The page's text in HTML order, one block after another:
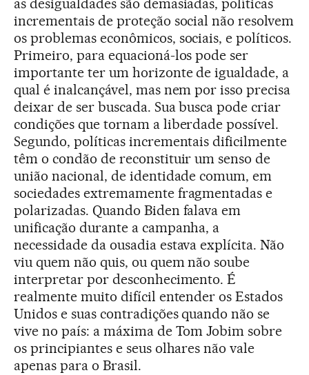
as desigualdades são demasiadas, políticas
incrementais de proteção social não resolvem
os problemas econômicos, sociais, e políticos.
Primeiro, para equacioná-los pode ser
importante ter um horizonte de igualdade, a
qual é inalcançável, mas nem por isso precisa
deixar de ser buscada. Sua busca pode criar
condições que tornam a liberdade possível.
Segundo, políticas incrementais dificilmente
têm o condão de reconstituir um senso de
união nacional, de identidade comum, em
sociedades extremamente fragmentadas e
polarizadas. Quando Biden falava em
unificação durante a campanha, a
necessidade da ousadia estava explícita. Não
viu quem não quis, ou quem não soube
interpretar por desconhecimento. É
realmente muito difícil entender os Estados
Unidos e suas contradições quando não se
vive no país: a máxima de Tom Jobim sobre
os principiantes e seus olhares não vale
apenas para o Brasil.